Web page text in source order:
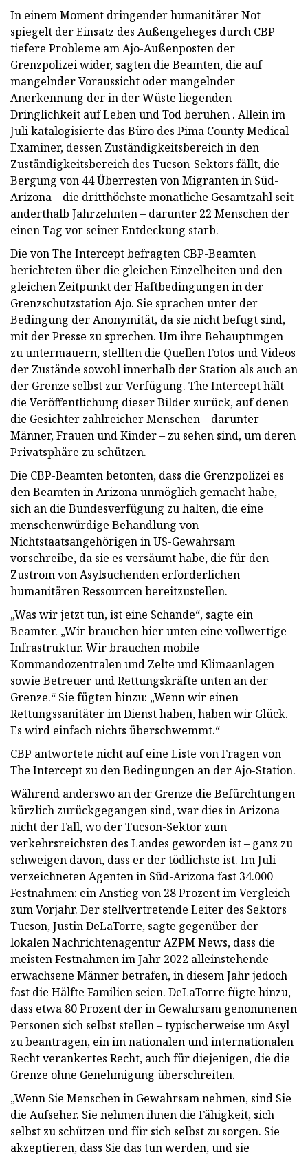
In einem Moment dringender humanitärer Not
spiegelt der Einsatz des Außengeheges durch CBP
tiefere Probleme am Ajo-Außenposten der
Grenzpolizei wider, sagten die Beamten, die auf
mangelnder Voraussicht oder mangelnder
Anerkennung der in der Wüste liegenden
Dringlichkeit auf Leben und Tod beruhen . Allein im
Juli katalogisierte das Büro des Pima County Medical
Examiner, dessen Zuständigkeitsbereich in den
Zuständigkeitsbereich des Tucson-Sektors fällt, die
Bergung von 44 Überresten von Migranten in Süd-
Arizona – die dritthöchste monatliche Gesamtzahl seit
anderthalb Jahrzehnten – darunter 22 Menschen der
einen Tag vor seiner Entdeckung starb.
Die von The Intercept befragten CBP-Beamten
berichteten über die gleichen Einzelheiten und den
gleichen Zeitpunkt der Haftbedingungen in der
Grenzschutzstation Ajo. Sie sprachen unter der
Bedingung der Anonymität, da sie nicht befugt sind,
mit der Presse zu sprechen. Um ihre Behauptungen
zu untermauern, stellten die Quellen Fotos und Videos
der Zustände sowohl innerhalb der Station als auch an
der Grenze selbst zur Verfügung. The Intercept hält
die Veröffentlichung dieser Bilder zurück, auf denen
die Gesichter zahlreicher Menschen – darunter
Männer, Frauen und Kinder – zu sehen sind, um deren
Privatsphäre zu schützen.
Die CBP-Beamten betonten, dass die Grenzpolizei es
den Beamten in Arizona unmöglich gemacht habe,
sich an die Bundesverfügung zu halten, die eine
menschenwürdige Behandlung von
Nichtstaatsangehörigen in US-Gewahrsam
vorschreibe, da sie es versäumt habe, die für den
Zustrom von Asylsuchenden erforderlichen
humanitären Ressourcen bereitzustellen.
„Was wir jetzt tun, ist eine Schande“, sagte ein
Beamter. „Wir brauchen hier unten eine vollwertige
Infrastruktur. Wir brauchen mobile
Kommandozentralen und Zelte und Klimaanlagen
sowie Betreuer und Rettungskräfte unten an der
Grenze.“ Sie fügten hinzu: „Wenn wir einen
Rettungssanitäter im Dienst haben, haben wir Glück.
Es wird einfach nichts überschwemmt.“
CBP antwortete nicht auf eine Liste von Fragen von
The Intercept zu den Bedingungen an der Ajo-Station.
Während anderswo an der Grenze die Befürchtungen
kürzlich zurückgegangen sind, war dies in Arizona
nicht der Fall, wo der Tucson-Sektor zum
verkehrsreichsten des Landes geworden ist – ganz zu
schweigen davon, dass er der tödlichste ist. Im Juli
verzeichneten Agenten in Süd-Arizona fast 34.000
Festnahmen: ein Anstieg von 28 Prozent im Vergleich
zum Vorjahr. Der stellvertretende Leiter des Sektors
Tucson, Justin DeLaTorre, sagte gegenüber der
lokalen Nachrichtenagentur AZPM News, dass die
meisten Festnahmen im Jahr 2022 alleinstehende
erwachsene Männer betrafen, in diesem Jahr jedoch
fast die Hälfte Familien seien. DeLaTorre fügte hinzu,
dass etwa 80 Prozent der in Gewahrsam genommenen
Personen sich selbst stellen – typischerweise um Asyl
zu beantragen, ein im nationalen und internationalen
Recht verankertes Recht, auch für diejenigen, die die
Grenze ohne Genehmigung überschreiten.
„Wenn Sie Menschen in Gewahrsam nehmen, sind Sie
die Aufseher. Sie nehmen ihnen die Fähigkeit, sich
selbst zu schützen und für sich selbst zu sorgen. Sie
akzeptieren, dass Sie das tun werden, und sie